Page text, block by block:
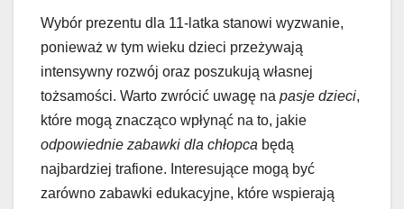
Wybór prezentu dla 11-latka stanowi wyzwanie,
ponieważ w tym wieku dzieci przeżywają
intensywny rozwój oraz poszukują własnej
tożsamości. Warto zwrócić uwagę na pasje dzieci,
które mogą znacząco wpłynąć na to, jakie
odpowiednie zabawki dla chłopca będą
najbardziej trafione. Interesujące mogą być
zarówno zabawki edukacyjne, które wspierają